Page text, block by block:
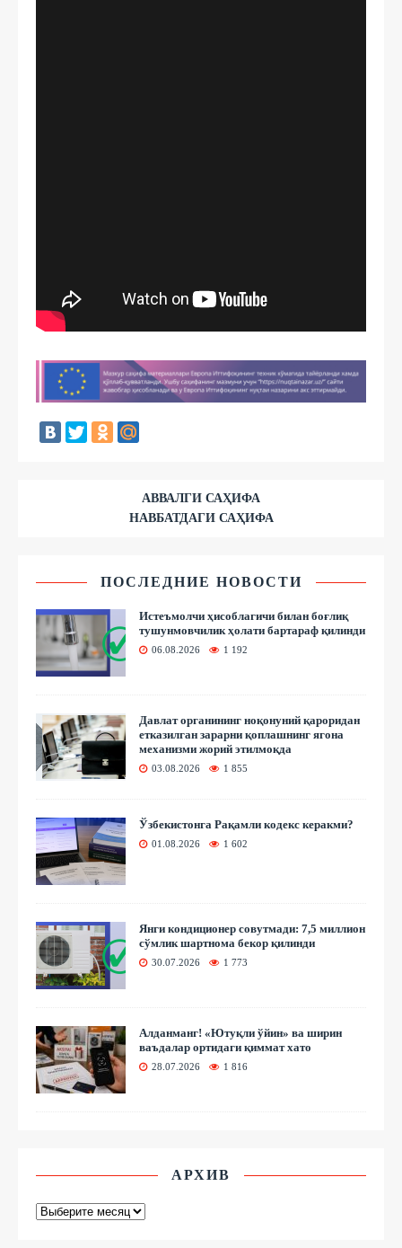
АВВАЛГИ САҲИФА
НАВБАТДАГИ САҲИФА
ПОСЛЕДНИЕ НОВОСТИ
Истеъмолчи ҳисоблагичи билан боғлиқ
тушунмовчилик ҳолати бартараф қилинди
06.08.2026 1 192
Давлат органининг ноқонуний қароридан
етказилган зарарни қоплашнинг ягона
механизми жорий этилмоқда
03.08.2026 1 855
Ўзбекистонга Рақамли кодекс керакми?
01.08.2026 1 602
Янги кондиционер совутмади: 7,5 миллион
сўмлик шартнома бекор қилинди
30.07.2026 1 773
Алданманг! «Ютуқли ўйин» ва ширин
ваъдалар ортидаги қиммат хато
28.07.2026 1 816
АРХИВ